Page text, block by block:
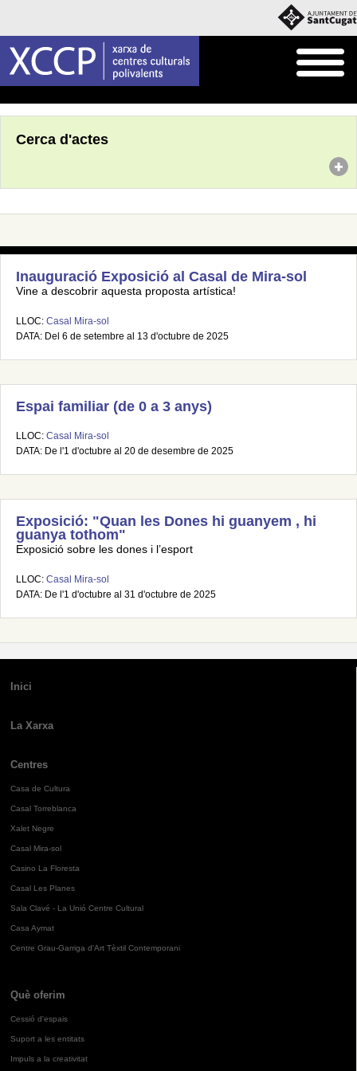
Cerca d'actes
Inauguració Exposició al Casal de Mira-sol
Vine a descobrir aquesta proposta artística!
LLOC: Casal Mira-sol
DATA: Del 6 de setembre al 13 d'octubre de 2025
Espai familiar (de 0 a 3 anys)
LLOC: Casal Mira-sol
DATA: De l'1 d'octubre al 20 de desembre de 2025
Exposició: "Quan les Dones hi guanyem , hi
guanya tothom"
Exposició sobre les dones i l’esport
LLOC: Casal Mira-sol
DATA: De l'1 d'octubre al 31 d'octubre de 2025
Inici
La Xarxa
Centres
Casa de Cultura
Casal Torreblanca
Xalet Negre
Casal Mira-sol
Casino La Floresta
Casal Les Planes
Sala Clavé - La Unió Centre Cultural
Casa Aymat
Centre Grau-Garriga d'Art Tèxtil Contemporani
Què oferim
Cessió d'espais
Suport a les entitats
Impuls a la creativitat